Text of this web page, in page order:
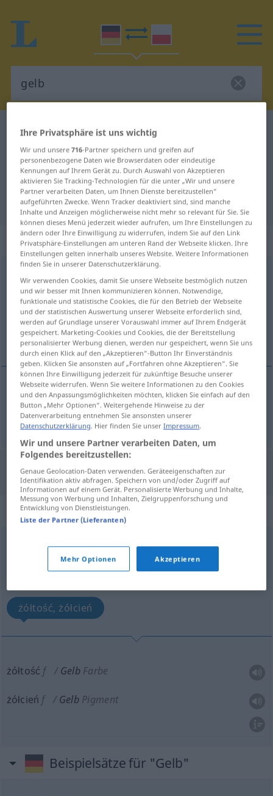
Deutsch-Polnisch Wörterbuch
Deutsch-Polnisch Übersetzung für
"gelb"
"gelb" Polnisch Übersetzung
„gelb“
Übersicht aller Übersetzungen
(Für mehr Details die Übersetzung anklicken/antippen)
żółty
żółty(-to) gelb
"Gelb" Polnisch Übersetzung
„Gelb“: Neutrum, sächlich
Übersicht aller Übersetzungen
żółtość, żółcień
żółtość f Gelb Farbe
żółcień f Gelb Pigment
Beispielsätze für "Gelb"
Ihre Privatsphäre ist uns wichtig
Wir und unsere716-Partner speichern und greifen auf
personenbezogene Daten wie Browserdaten oder eindeutige
Kennungen auf Ihrem Gerät zu. Durch Auswahl von Akzeptieren
aktivieren Sie Tracking-Technologien für die unter „Wir und unsere
Partner verarbeiten Daten, um Ihnen Dienste bereitzustellen“
aufgeführten Zwecke. Wenn Tracker deaktiviert sind, sind manche
Inhalte und Anzeigen möglicherweise nicht mehr so relevant für Sie. Sie
können dieses Menü jederzeit wieder aufrufen, um Ihre Einstellungen zu
ändern oder Ihre Einwilligung zu widerrufen, indem Sie auf den Link
Privatsphäre-Einstellungen am unteren Rand der Webseite klicken. Ihre
Einstellungen gelten innerhalb unseres Website. Weitere Informationen
finden Sie in unserer Datenschutzerklärung.
Wir verwenden Cookies, damit Sie unsere Webseite bestmöglich nutzen
und wir besser mit Ihnen kommunizieren können. Notwendige,
funktionale und statistische Cookies, die für den Betrieb der Webseite
und der statistischen Auswertung unserer Webseite erforderlich sind,
werden auf Grundlage unserer Vorauswahl immer auf Ihrem Endgerät
gespeichert. Marketing-Cookies und Cookies, die der Bereitstellung
personalisierter Werbung dienen, werden nur gespeichert, wenn Sie uns
durch einen Klick auf den „Akzeptieren“-Button Ihr Einverständnis
geben. Klicken Sie ansonsten auf „Fortfahren ohne Akzeptieren“. Sie
können Ihre Einwilligung jederzeit für zukünftige Besuche unserer
Webseite widerrufen. Wenn Sie weitere Informationen zu den Cookies
und den Anpassungsmöglichkeiten möchten, klicken Sie einfach auf den
Button „Mehr Optionen“. Weitergehende Hinweise zu der
Datenverarbeitung entnehmen Sie ansonsten unserer
Datenschutzerklärung. Hier finden Sie unserImpressum.
Wir und unsere Partner verarbeiten Daten, um
Folgendes bereitzustellen:
Genaue Geolocation-Daten verwenden. Geräteeigenschaften zur
Identifikation aktiv abfragen. Speichern von und/oder Zugriff auf
Informationen auf einem Gerät. Personalisierte Werbung und Inhalte,
Messung von Werbung und Inhalten, Zielgruppenforschung und
Entwicklung von Dienstleistungen.
Liste der Partner (Lieferanten)
Mehr Optionen Akzeptieren